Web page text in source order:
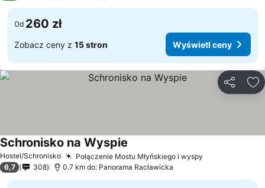
Od 260 zł
Zobacz ceny z 15 stron Wyświetl ceny
Hostel/Schronisko Połączenie Mostu Młyńskiego i wyspy
Schronisko na Wyspie
6,7 308 0.7 km do: Panorama Racławicka